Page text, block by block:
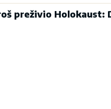
preživio Holokaust: